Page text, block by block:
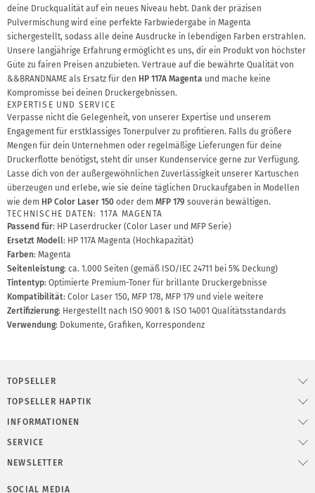
deine Druckqualität auf ein neues Niveau hebt. Dank der präzisen
Pulvermischung wird eine perfekte Farbwiedergabe in Magenta
sichergestellt, sodass alle deine Ausdrucke in lebendigen Farben erstrahlen.
Unsere langjährige Erfahrung ermöglicht es uns, dir ein Produkt von höchster
Güte zu fairen Preisen anzubieten. Vertraue auf die bewährte Qualität von
&&BRANDNAME als Ersatz für den HP 117A Magenta und mache keine
Kompromisse bei deinen Druckergebnissen.
EXPERTISE UND SERVICE
Verpasse nicht die Gelegenheit, von unserer Expertise und unserem
Engagement für erstklassiges Tonerpulver zu profitieren. Falls du größere
Mengen für dein Unternehmen oder regelmäßige Lieferungen für deine
Druckerflotte benötigst, steht dir unser Kundenservice gerne zur Verfügung.
Lasse dich von der außergewöhnlichen Zuverlässigkeit unserer Kartuschen
überzeugen und erlebe, wie sie deine täglichen Druckaufgaben in Modellen
wie dem HP Color Laser 150 oder dem MFP 179 souverän bewältigen.
TECHNISCHE DATEN: 117A MAGENTA
Passend für: HP Laserdrucker (Color Laser und MFP Serie)
Ersetzt Modell: HP 117A Magenta (Hochkapazität)
Farben: Magenta
Seitenleistung: ca. 1.000 Seiten (gemäß ISO/IEC 24711 bei 5% Deckung)
Tintentyp: Optimierte Premium-Toner für brillante Druckergebnisse
Kompatibilität: Color Laser 150, MFP 178, MFP 179 und viele weitere
Zertifizierung: Hergestellt nach ISO 9001 & ISO 14001 Qualitätsstandards
Verwendung: Dokumente, Grafiken, Korrespondenz
TOPSELLER
TOPSELLER HAPTIK
INFORMATIONEN
SERVICE
NEWSLETTER
SOCIAL MEDIA